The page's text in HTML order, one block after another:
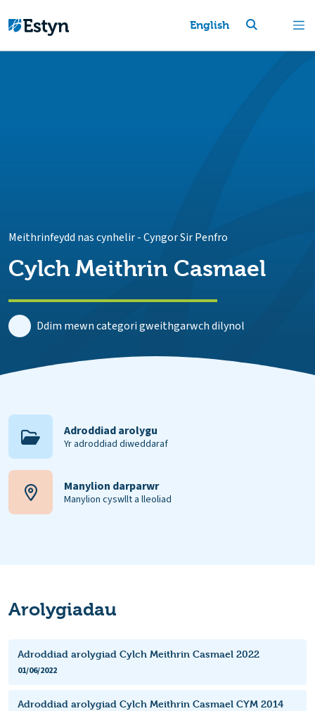
English
Meithrinfeydd nas cynhelir-Cyngor Sir Penfro
Cylch Meithrin Casmael
Ddim mewn categori gweithgarwch dilynol
Adroddiad arolygu
Yr adroddiad diweddaraf
Manylion darparwr
Manylion cyswllt a lleoliad
Arolygiadau
Adroddiad arolygiad Cylch Meithrin Casmael 2022
01/06/2022
Adroddiad arolygiad Cylch Meithrin Casmael CYM 2014